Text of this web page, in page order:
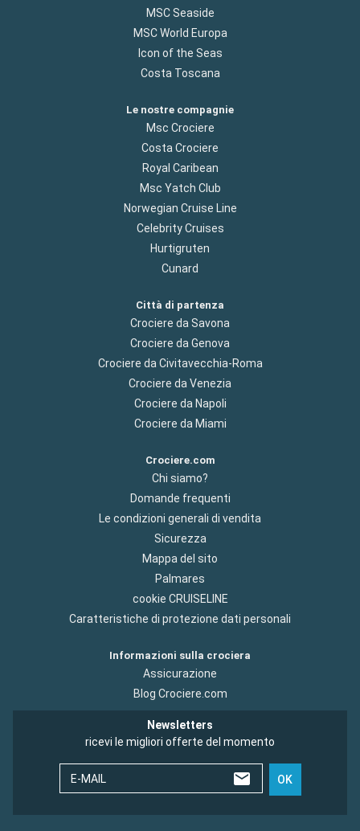
MSC Seaside
MSC World Europa
Icon of the Seas
Costa Toscana
Le nostre compagnie
Msc Crociere
Costa Crociere
Royal Caribean
Msc Yatch Club
Norwegian Cruise Line
Celebrity Cruises
Hurtigruten
Cunard
Città di partenza
Crociere da Savona
Crociere da Genova
Crociere da Civitavecchia-Roma
Crociere da Venezia
Crociere da Napoli
Crociere da Miami
Crociere.com
Chi siamo?
Domande frequenti
Le condizioni generali di vendita
Sicurezza
Mappa del sito
Palmares
cookie CRUISELINE
Caratteristiche di protezione dati personali
Informazioni sulla crociera
Assicurazione
Blog Crociere.com
Newsletters
ricevi le migliori offerte del momento
E-MAIL OK